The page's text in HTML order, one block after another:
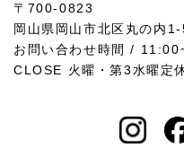
〒700-0823
岡山県岡山市北区丸の内
お問い合わせ時間 /
CLOSE 火曜・第3水曜定